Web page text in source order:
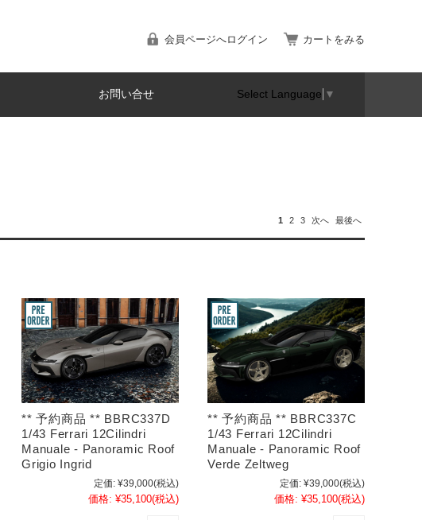
会員ページへログイン カートをみる
お問い合せ Select Language ▼
1 2 3 次へ 最後へ
** 予約商品 ** BBRC337D
1/43 Ferrari 12Cilindri
Manuale - Panoramic Roof
Grigio Ingrid
定価: ¥39,000(税込)
価格: ¥35,100(税込)
** 予約商品 ** BBRC337C
1/43 Ferrari 12Cilindri
Manuale - Panoramic Roof
Verde Zeltweg
定価: ¥39,000(税込)
価格: ¥35,100(税込)